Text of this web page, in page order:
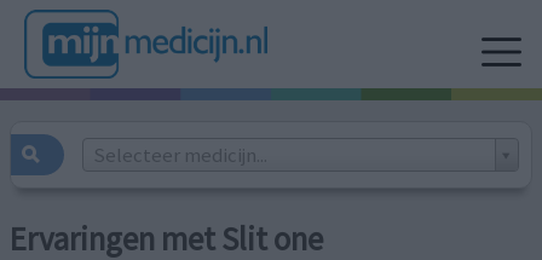
Selecteer medicijn...
Ervaringen met Slit one